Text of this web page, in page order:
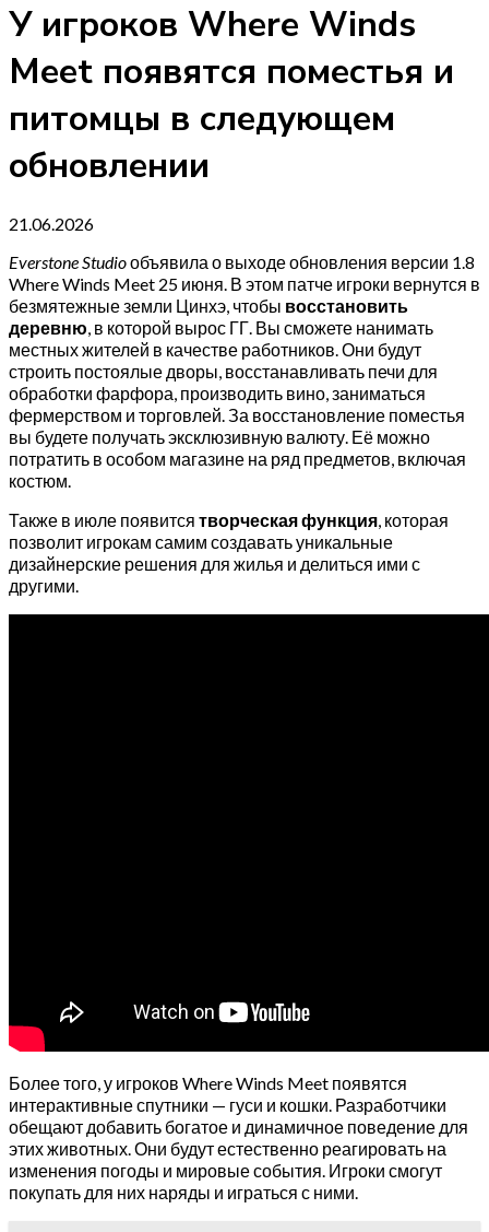
У игроков Where Winds
Meet появятся поместья и
питомцы в следующем
обновлении
21.06.2026
Everstone Studioобъявила о выходе обновления версии 1.8
Where Winds Meet 25 июня. В этом патче игроки вернутся в
безмятежные земли Цинхэ, чтобы восстановить
деревню, в которой вырос ГГ. Вы сможете нанимать
местных жителей в качестве работников. Они будут
строить постоялые дворы, восстанавливать печи для
обработки фарфора, производить вино, заниматься
фермерством и торговлей. За восстановление поместья
вы будете получать эксклюзивную валюту. Её можно
потратить в особом магазине на ряд предметов, включая
костюм.
Также в июле появится творческая функция, которая
позволит игрокам самим создавать уникальные
дизайнерские решения для жилья и делиться ими с
другими.
Более того, у игроков Where Winds Meet появятся
интерактивные спутники — гуси и кошки. Разработчики
обещают добавить богатое и динамичное поведение для
этих животных. Они будут естественно реагировать на
изменения погоды и мировые события. Игроки смогут
покупать для них наряды и играться с ними.